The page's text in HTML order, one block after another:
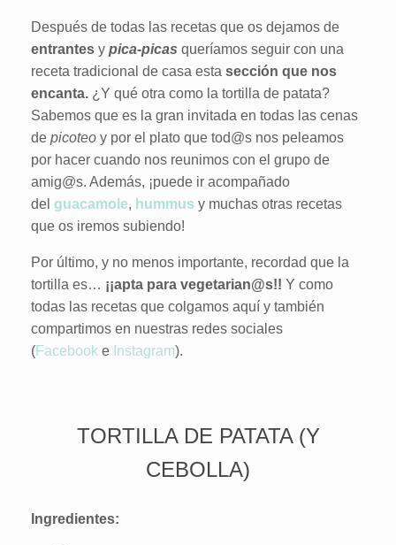
Después de todas las recetas que os dejamos de
entrantes y pica-picas queríamos seguir con una
receta tradicional de casa esta sección que nos
encanta. ¿Y qué otra como la tortilla de patata?
Sabemos que es la gran invitada en todas las cenas
de picoteo y por el plato que tod@s nos peleamos
por hacer cuando nos reunimos con el grupo de
amig@s. Además, ¡puede ir acompañado
del guacamole, hummus y muchas otras recetas
que os iremos subiendo!
Por último, y no menos importante, recordad que la
tortilla es… ¡¡apta para vegetarian@s!! Y como
todas las recetas que colgamos aquí y también
compartimos en nuestras redes sociales
(Facebook e Instagram).
TORTILLA DE PATATA (Y
CEBOLLA)
Ingredientes: